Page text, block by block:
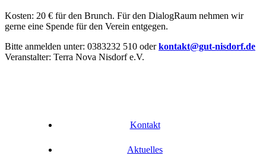
Kosten: 20 € für den Brunch. Für den DialogRaum nehmen wir
gerne eine Spende für den Verein entgegen.
Bitte anmelden unter: 0383232 510 oderkontakt@gut-nisdorf.de
Veranstalter: Terra Nova Nisdorf e.V.
Kontakt
Aktuelles